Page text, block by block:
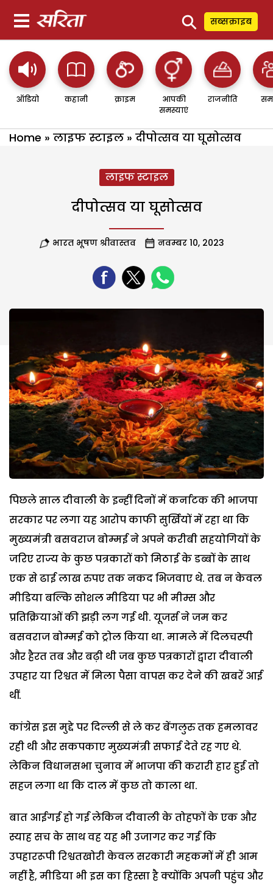
⚲ सब्सक्राइब
ऑडियो कहानी क्राइम
आपकी
समस्याएं
राजनीति
Home » लाइफ स्टाइल » दीपोत्सव या घूसोत्सव
लाइफ स्टाइल
दीपोत्सव या घूसोत्सव
भारत भूषण श्रीवास्तव नवम्बर 10, 2023
पिछले साल दीवाली के इन्हीं दिनों में कर्नाटक की भाजपा
सरकार पर लगा यह आरोप काफी सुर्खियों में रहा था कि
मुख्यमंत्री बसवराज बोम्मई ने अपने करीबी सहयोगियों के
जरिए राज्य के कुछ पत्रकारों को मिठाई के डब्बों के साथ
एक से ढाई लाख रुपए तक नकद भिजवाए थे. तब न केवल
मीडिया बल्कि सोशल मीडिया पर भी मीम्स और
प्रतिक्रियाओं की झड़ी लग गई थी. यूजर्स ने जम कर
बसवराज बोम्मई को ट्रोल किया था. मामले में दिलचस्पी
और हैरत तब और बढ़ी थी जब कुछ पत्रकारों द्वारा दीवाली
उपहार या रिश्वत में मिला पैसा वापस कर देने की खबरें आई
थीं.
कांग्रेस इस मुद्दे पर दिल्ली से ले कर बेंगलुरु तक हमलावर
रही थी और सकपकाए मुख्यमंत्री सफाई देते रह गए थे.
लेकिन विधानसभा चुनाव में भाजपा की करारी हार हुई तो
सहज लगा था कि दाल में कुछ तो काला था.
बात आईगई हो गई लेकिन दीवाली के तोहफों के एक और
स्याह सच के साथ वह यह भी उजागर कर गई कि
उपहाररूपी रिश्वतखोरी केवल सरकारी महकमों में ही आम
नहीं है, मीडिया भी इस का हिस्सा है क्योंकि अपनी पहुंच और